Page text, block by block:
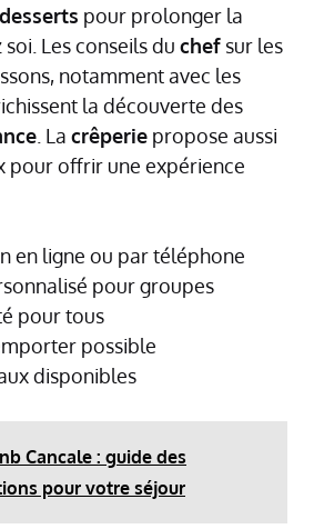
desserts pour prolonger la
soi. Les conseils du chef sur les
notamment avec les
la découverte des
. La crêperie propose aussi
pour offrir une expérience
en ligne ou par téléphone
pour groupes
pour tous
possible
disponibles
Cancale : guide des
pour votre séjour